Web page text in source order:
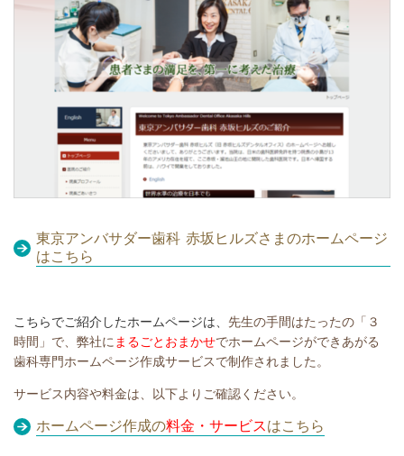
東京アンバサダー歯科 赤坂ヒルズさまのホームページ
はこちら
こちらでご紹介したホームページは、 先生の手間はたったの「３
時間」で、 弊社に まるごとおまかせでホームページができあがる
歯科専門ホームページ作成サービスで制作されました。
サービス内容や料金は、以下よりご確認ください。
ホームページ作成の料金・サービスはこちら